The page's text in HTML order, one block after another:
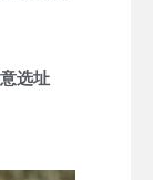
选址